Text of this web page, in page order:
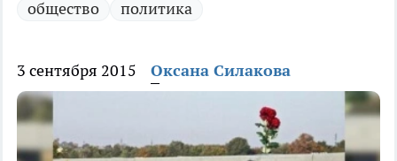
общество политика
3 сентября 2015 Оксана Силакова